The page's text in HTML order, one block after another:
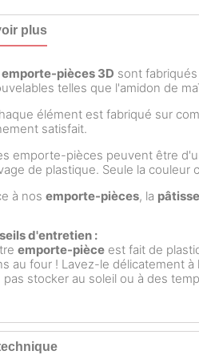
plus
emporte-pièces 3D sont
telles que l'amidon de
élément est fabriqué sur
satisfait.
emporte-pièces peuvent être
de plastique. Seule la
à nos emporte-pièces, la
d'entretien :
emporte-pièce est fait de
au four ! Lavez-le délicatement
pas stocker au soleil ou à des